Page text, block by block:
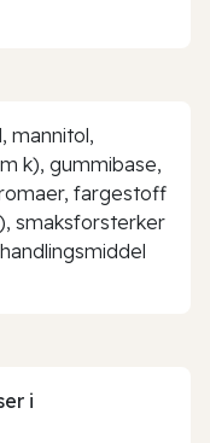
mannitol,
k), gummibase,
fargestoff
smaksforsterker
i